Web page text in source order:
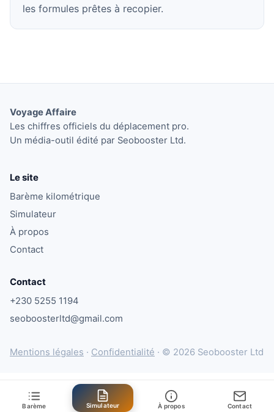
les formules prêtes à recopier.
Voyage Affaire
Les chiffres officiels du déplacement pro.
Un média-outil édité par Seobooster Ltd.
Le site
Barème kilométrique
Simulateur
À propos
Contact
Contact
+230 5255 1194
seoboosterltd@gmail.com
Mentions légales · Confidentialité · © 2026 Seobooster Ltd
Barème Simulateur À propos Contact